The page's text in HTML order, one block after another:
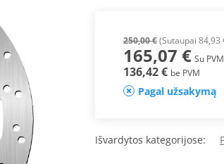
250,00 €(Sutaupai 84,93
165,07 € Su PVM
136,42 € be PVM
Pagal užsakymą
Išvardytos kategorijose: